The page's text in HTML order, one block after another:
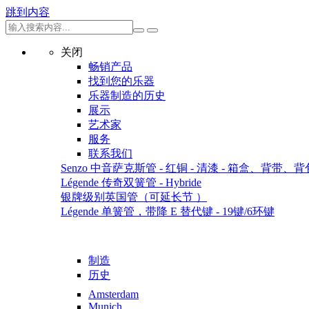
跳到内容
关闭
畅销产品
找到您的乐器
乐器制造的历史
展示
艺术家
服务
联系我们
Senzo 中音萨克斯管 - 红铜 - 清漆 - 箱盒、背带、背
Légende 传奇双簧管 - Hybride
银牌级别英国管（可延长节 ）
Légende 单簧管，带降 E 替代键 - 19键/6环键
制造
历史
Amsterdam
Munich